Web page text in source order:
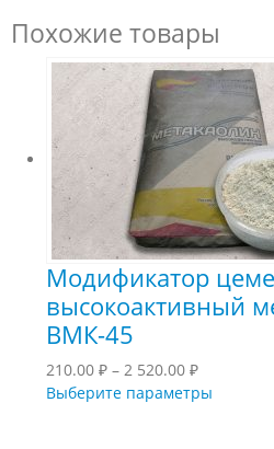
Похожие товары
Модификатор
высокоактивный
ВМК-45
210.00 ₽ – 2 520.00 ₽Диапазон
цен:
Выберите параметры